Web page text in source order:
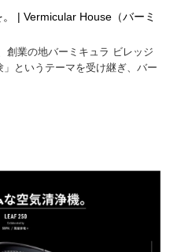
| Vermicular House（バーミ
創業の地バーミキュラ ビレッジ
というテーマを受け継ぎ、バー